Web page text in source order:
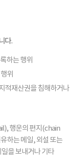
다.
하는 행위
위
적재산권을 침해하거나
행운의 편지(chain
하는 메일, 외설 또는
일을 보내거나 기타